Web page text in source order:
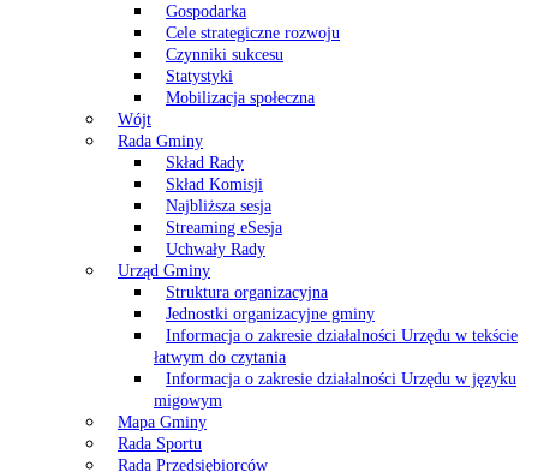
Gospodarka
Cele strategiczne rozwoju
Czynniki sukcesu
Statystyki
Mobilizacja społeczna
Wójt
Rada Gminy
Skład Rady
Skład Komisji
Najbliższa sesja
Streaming eSesja
Uchwały Rady
Urząd Gminy
Struktura organizacyjna
Jednostki organizacyjne gminy
Informacja o zakresie działalności Urzędu w tekście
łatwym do czytania
Informacja o zakresie działalności Urzędu w języku
migowym
Mapa Gminy
Rada Sportu
Rada Przedsiębiorców